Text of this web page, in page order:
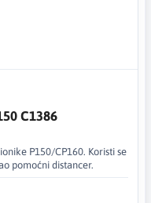
C1386
P150/CP160. Koristi se
pomoćni distancer.